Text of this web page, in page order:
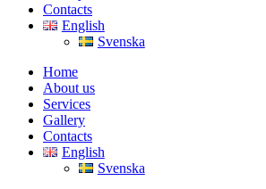
Contacts
English
Svenska
Home
About us
Services
Gallery
Contacts
English
Svenska